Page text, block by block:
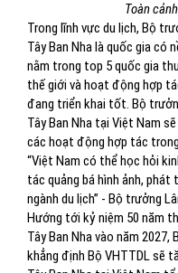
Toàn
Trong lĩnh vực du lịch, Bộ
Tây Ban Nha là quốc gia có
nằm trong top 5 quốc gia
thế giới và hoạt động hợp
đang triển khai tốt. Bộ
Tây Ban Nha tại Việt Nam
các hoạt động hợp tác
“Việt Nam có thể học hỏi
tác quảng bá hình ảnh, phát
ngành du lịch” - Bộ trưởng
Hướng tới kỷ niệm 50 năm
Tây Ban Nha vào năm
khẳng định Bộ VHTTDL sẽ